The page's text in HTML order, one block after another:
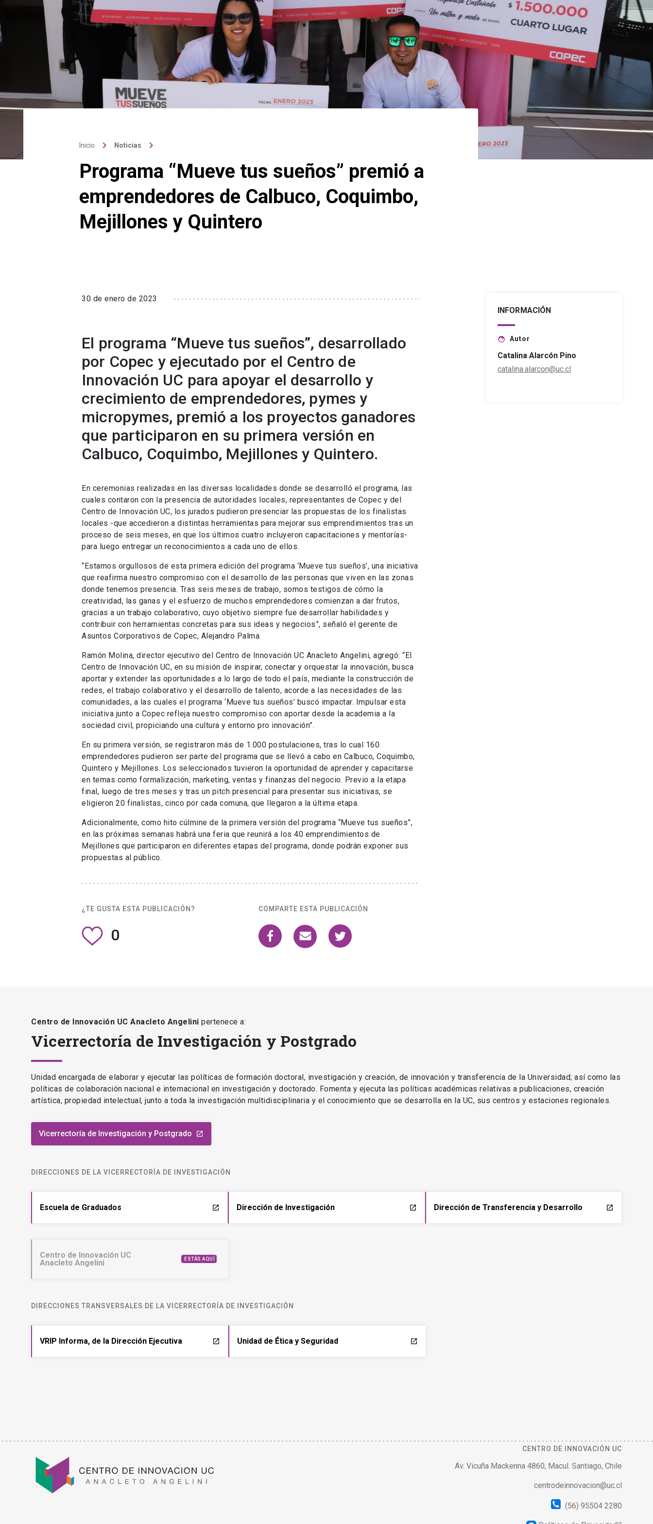
Inicio keyboard_arrow_right Noticias keyboard_arrow_right
Programa “Mueve tus sueños” premió a
emprendedores de Calbuco, Coquimbo,
Mejillones y Quintero
30 de enero de 2023
El programa “Mueve tus sueños”, desarrollado
por Copec y ejecutado por el Centro de
Innovación UC para apoyar el desarrollo y
crecimiento de emprendedores, pymes y
micropymes, premió a los proyectos ganadores
que participaron en su primera versión en
Calbuco, Coquimbo, Mejillones y Quintero.
En ceremonias realizadas en las diversas localidades donde se desarrolló el programa, las
cuales contaron con la presencia de autoridades locales, representantes de Copec y del
Centro de Innovación UC, los jurados pudieron presenciar las propuestas de los finalistas
locales -que accedieron a distintas herramientas para mejorar sus emprendimientos tras un
proceso de seis meses, en que los últimos cuatro incluyeron capacitaciones y mentorías-
para luego entregar un reconocimientos a cada uno de ellos.
“Estamos orgullosos de esta primera edición del programa ‘Mueve tus sueños’, una iniciativa
que reafirma nuestro compromiso con el desarrollo de las personas que viven en las zonas
donde tenemos presencia. Tras seis meses de trabajo, somos testigos de cómo la
creatividad, las ganas y el esfuerzo de muchos emprendedores comienzan a dar frutos,
gracias a un trabajo colaborativo, cuyo objetivo siempre fue desarrollar habilidades y
contribuir con herramientas concretas para sus ideas y negocios”, señaló el gerente de
Asuntos Corporativos de Copec, Alejandro Palma.
Ramón Molina, director ejecutivo del Centro de Innovación UC Anacleto Angelini, agregó: “El
Centro de Innovación UC, en su misión de inspirar, conectar y orquestar la innovación, busca
aportar y extender las oportunidades a lo largo de todo el país, mediante la construcción de
redes, el trabajo colaborativo y el desarrollo de talento, acorde a las necesidades de las
comunidades, a las cuales el programa ‘Mueve tus sueños’ buscó impactar. Impulsar esta
iniciativa junto a Copec refleja nuestro compromiso con aportar desde la academia a la
sociedad civil, propiciando una cultura y entorno pro innovación”.
En su primera versión, se registraron más de 1.000 postulaciones, tras lo cual 160
emprendedores pudieron ser parte del programa que se llevó a cabo en Calbuco, Coquimbo,
Quintero y Mejillones. Los seleccionados tuvieron la oportunidad de aprender y capacitarse
en temas como formalización, marketing, ventas y finanzas del negocio. Previo a la etapa
final, luego de tres meses y tras un pitch presencial para presentar sus iniciativas, se
eligieron 20 finalistas, cinco por cada comuna, que llegaron a la última etapa.
Adicionalmente, como hito cúlmine de la primera versión del programa “Mueve tus sueños”,
en las próximas semanas habrá una feria que reunirá a los 40 emprendimientos de
Mejillones que participaron en diferentes etapas del programa, donde podrán exponer sus
propuestas al público.
¿TE GUSTA ESTA PUBLICACIÓN?
0
COMPARTE ESTA PUBLICACIÓN
INFORMACIÓN
face Autor
Catalina Alarcón Pino
catalina.alarcon@uc.cl
Centro de Innovación UC Anacleto Angelini pertenece a:
Vicerrectoría de Investigación y Postgrado
Unidad encargada de elaborar y ejecutar las políticas de formación doctoral, investigación y creación, de innovación y transferencia de la Universidad; así como las
políticas de colaboración nacional e internacional en investigación y doctorado. Fomenta y ejecuta las políticas académicas relativas a publicaciones, creación
artística, propiedad intelectual, junto a toda la investigación multidisciplinaria y el conocimiento que se desarrolla en la UC, sus centros y estaciones regionales.
Vicerrectoría de Investigación y Postgrado launch
DIRECCIONES DE LA VICERRECTORÍA DE INVESTIGACIÓN
Escuela de Graduados launch Dirección de Investigación launch Dirección de Transferencia y Desarrollo launch
Centro de Innovación UC
Anacleto Angelini
ESTÁS AQUÍ
DIRECCIONES TRANSVERSALES DE LA VICERRECTORÍA DE INVESTIGACIÓN
VRIP Informa, de la Dirección Ejecutiva launch Unidad de Ética y Seguridad launch
CENTRO DE INNOVACIÓN UC
Av. Vicuña Mackenna 4860, Macul. Santiago, Chile
centrodeinnovacion@uc.cl
(56) 95504 2280